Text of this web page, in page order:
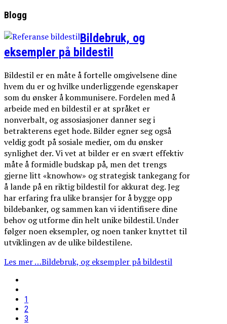
Blogg
Bildebruk, og
eksempler på bildestil
Bildestil er en måte å fortelle omgivelsene dine
hvem du er og hvilke underliggende egenskaper
som du ønsker å kommunisere. Fordelen med å
arbeide med en bildestil er at språket er
nonverbalt, og assosiasjoner danner seg i
betrakterens eget hode. Bilder egner seg også
veldig godt på sosiale medier, om du ønsker
synlighet der. Vi vet at bilder er en svært effektiv
måte å formidle budskap på, men det trengs
gjerne litt «knowhow» og strategisk tankegang for
å lande på en riktig bildestil for akkurat deg. Jeg
har erfaring fra ulike bransjer for å bygge opp
bildebanker, og sammen kan vi identifisere dine
behov og utforme din helt unike bildestil. Under
følger noen eksempler, og noen tanker knyttet til
utviklingen av de ulike bildestilene.
Les mer …Bildebruk, og eksempler på bildestil
1
2
3